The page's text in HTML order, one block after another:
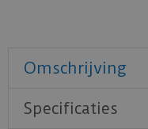
Omschrijving
Specificaties